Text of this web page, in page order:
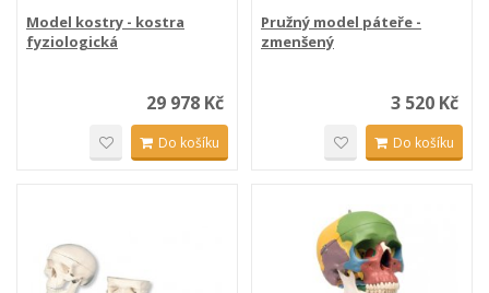
Model kostry - kostra
fyziologická
29 978 Kč
Do košíku
Pružný model páteře -
zmenšený
3 520 Kč
Do košíku